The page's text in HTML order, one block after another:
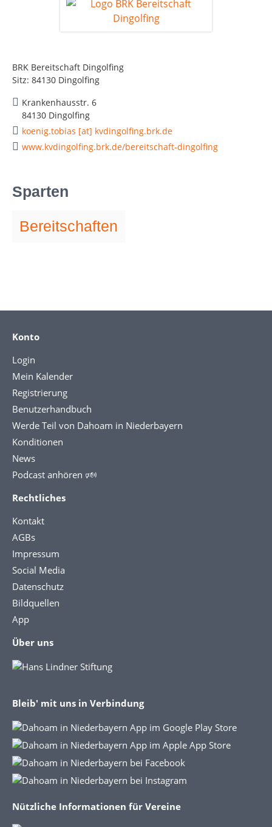
BRK Bereitschaft Dingolfing
Sitz: 84130 Dingolfing
Krankenhausstr. 6
84130 Dingolfing
koenig.tobias [at] kvdingolfing.brk.de
www.kvdingolfing.brk.de/bereitschaft-dingolfing
Sparten
Bereitschaften
Konto
Login
Mein Kalender
Registrierung
Benutzerhandbuch
Werde Teil von Dahoam in Niederbayern
Konditionen
News
Podcast anhören 🕬
Rechtliches
Kontakt
AGBs
Impressum
Social Media
Datenschutz
Bildquellen
App
Über uns
Bleib' mit uns in Verbindung
Nützliche Informationen für Vereine